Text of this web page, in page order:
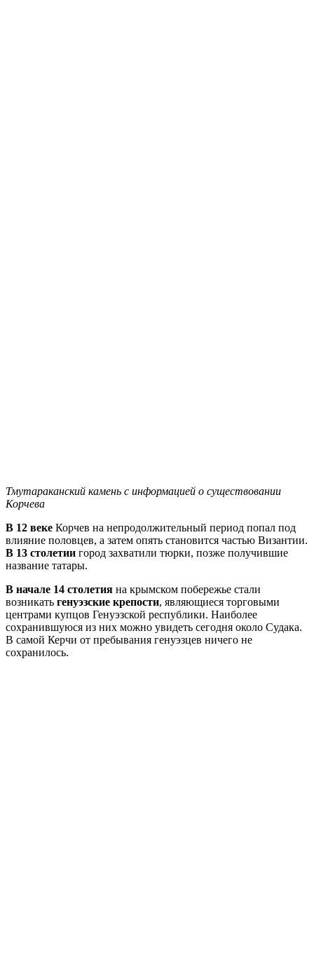
Тмутараканский камень с информацией о существовании
Корчева
В 12 веке Корчев на непродолжительный период попал под
влияние половцев, а затем опять становится частью Византии.
В 13 столетии город захватили тюрки, позже получившие
название татары.
В начале 14 столетия на крымском побережье стали
возникать генуэзские крепости, являющиеся торговыми
центрами купцов Генуэзской республики. Наиболее
сохранившуюся из них можно увидеть сегодня около Судака.
В самой Керчи от пребывания генуэзцев ничего не
сохранилось.